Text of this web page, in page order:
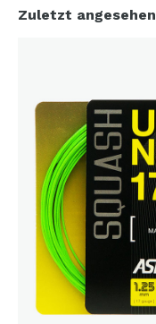
Zuletzt angesehen